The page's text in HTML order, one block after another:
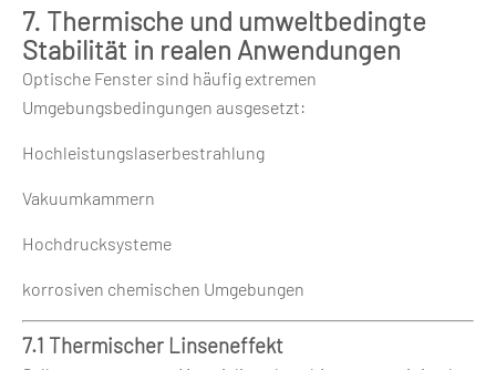
7. Thermische und umweltbedingte
Stabilität in realen Anwendungen
Optische Fenster sind häufig extremen
Umgebungsbedingungen ausgesetzt:
Hochleistungslaserbestrahlung
Vakuumkammern
Hochdrucksysteme
korrosiven chemischen Umgebungen
7.1 Thermischer Linseneffekt